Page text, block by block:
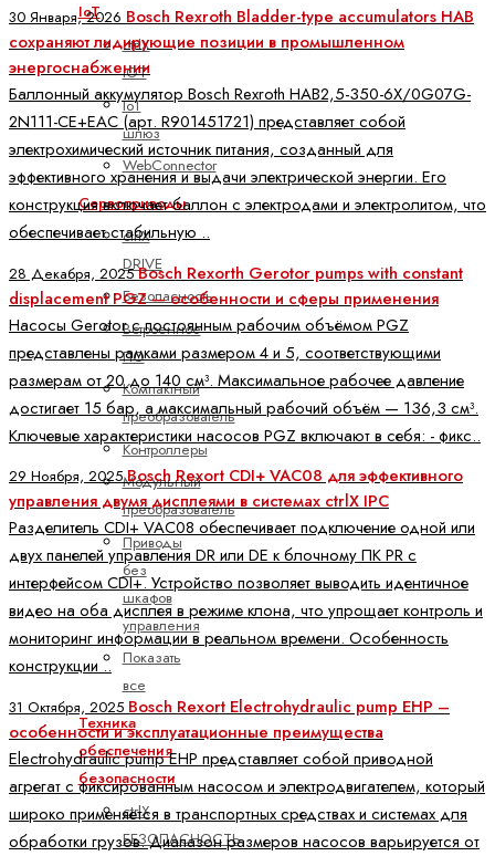
IoT
ctrlX
IOT
IoT
шлюз
WebConnector
Сервоприводы
ctrlX
DRIVE
Безопасность
Встроенное
ПО
Компактный
преобразователь
Контроллеры
Модульный
преобразователь
Приводы
без
шкафов
управления
Показать
все
Техника
обеспечения
безопасности
ctrlX
БЕЗОПАСНОСТЬ
30 Января, 2026 Bosch Rexroth Bladder-type accumulators HAB
сохраняют лидирующие позиции в промышленном
энергоснабжении
Баллонный аккумулятор Bosch Rexroth HAB2,5-350-6X/0G07G-
2N111-CE+EAC (арт. R901451721) представляет собой
электрохимический источник питания, созданный для
эффективного хранения и выдачи электрической энергии. Его
конструкция включает баллон с электродами и электролитом, что
обеспечивает стабильную ..
28 Декабря, 2025Bosch Rexorth Gerotor pumps with constant
displacement PGZ — особенности и сферы применения
Насосы Gerotor с постоянным рабочим объёмом PGZ
представлены рамками размером 4 и 5, соответствующими
размерам от 20 до 140 см³. Максимальное рабочее давление
достигает 15 бар, а максимальный рабочий объём — 136,3 см³.
Ключевые характеристики насосов PGZ включают в себя: - фикс..
29 Ноября, 2025Bosch Rexort CDI+ VAC08 для эффективного
управления двумя дисплеями в системах ctrlX IPC
Разделитель CDI+ VAC08 обеспечивает подключение одной или
двух панелей управления DR или DE к блочному ПК PR с
интерфейсом CDI+. Устройство позволяет выводить идентичное
видео на оба дисплея в режиме клона, что упрощает контроль и
мониторинг информации в реальном времени. Особенность
конструкции ..
31 Октября, 2025 Bosch Rexort Electrohydraulic pump EHP –
особенности и эксплуатационные преимущества
Electrohydraulic pump EHP представляет собой приводной
агрегат с фиксированным насосом и электродвигателем, который
широко применяется в транспортных средствах и системах для
обработки грузов. Диапазон размеров насосов варьируется от